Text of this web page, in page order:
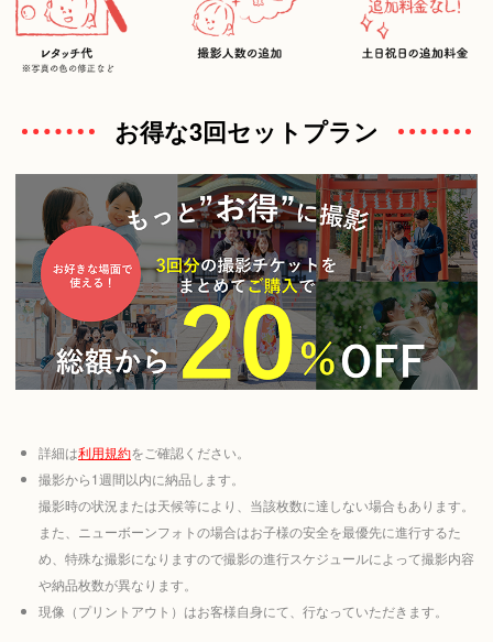
お得な3回セットプラン
詳細は利用規約をご確認ください。
撮影から1週間以内に納品します。
撮影時の状況または天候等により、当該枚数に達しない場合もあります。
また、ニューボーンフォトの場合はお子様の安全を最優先に進行するた
め、特殊な撮影になりますので撮影の進行スケジュールによって撮影内容
や納品枚数が異なります。
現像（プリントアウト）はお客様自身にて、行なっていただきます。